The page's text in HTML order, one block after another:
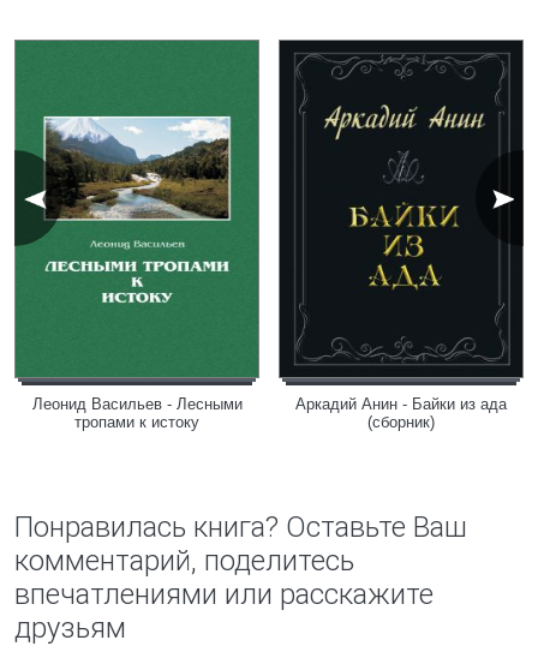
Леонид Васильев - Лесными
тропами к истоку
Аркадий Анин - Байки из ада
(сборник)
Понравилась книга? Оставьте Ваш
комментарий, поделитесь
впечатлениями или расскажите
друзьям